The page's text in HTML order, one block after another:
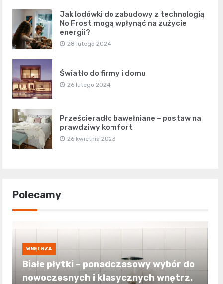
Jak lodówki do zabudowy z technologią
No Frost mogą wpłynąć na zużycie
energii?
28 lutego 2024
Światło do firmy i domu
26 lutego 2024
Prześcieradło bawełniane – postaw na
prawdziwy komfort
26 kwietnia 2023
Polecamy
WNĘTRZA
Białe płytki – ponadczasowy wybór do
nowoczesnych i klasycznych wnętrz.